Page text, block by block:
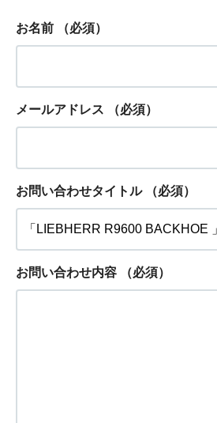
お名前 （必須）
メールアドレス （必須）
お問い合わせタイトル （必須）
お問い合わせ内容 （必須）